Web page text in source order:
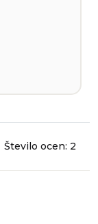
Število ocen: 2